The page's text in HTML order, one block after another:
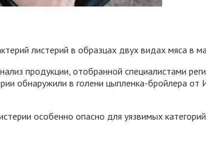
листерий в образцах двух видах мяса
продукции, отобранной специалистами
обнаружили в голени цыпленка-бройлера
особенно опасно для уязвимых